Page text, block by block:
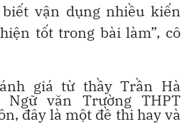
vận dụng nhiều kiến
tốt trong bài làm”, cô
giá từ thầy Trần Hà
văn Trường THPT
đây là một đề thi hay và